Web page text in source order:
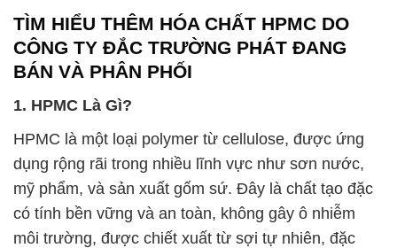
TÌM HIỂU THÊM HÓA CHẤT HPMC DO
CÔNG TY ĐẮC TRƯỜNG PHÁT ĐANG
BÁN VÀ PHÂN PHỐI
1. HPMC Là Gì?
HPMC là một loại polymer từ cellulose, được ứng
dụng rộng rãi trong nhiều lĩnh vực như sơn nước,
mỹ phẩm, và sản xuất gốm sứ. Đây là chất tạo đặc
có tính bền vững và an toàn, không gây ô nhiễm
môi trường, được chiết xuất từ sợi tự nhiên, đặc